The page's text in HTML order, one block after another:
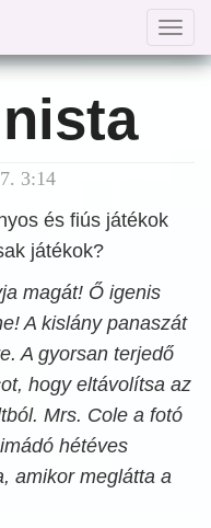
3:14
és fiús játékok
játékok?
magát! Ő igenis
A kislány panaszát
A gyorsan terjedő
hogy eltávolítsa az
Mrs. Cole a fotó
hétéves
amikor meglátta a